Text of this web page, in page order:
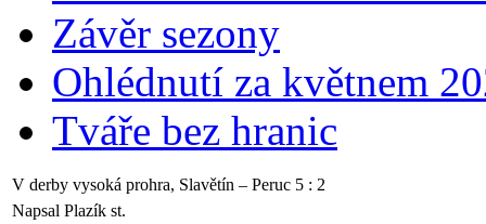
Závěr sezony
Ohlédnutí za květnem
Tváře bez hranic
V derby vysoká prohra, Slavětín – Peruc 5 : 2
Napsal Plazík st.